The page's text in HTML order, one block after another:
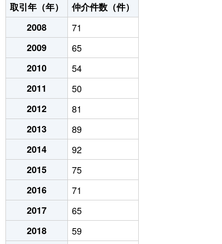
取引年（年）
仲介件数（件）
2008
71
2009
65
2010
54
2011
50
2012
81
2013
89
2014
92
2015
75
2016
71
2017
65
2018
59